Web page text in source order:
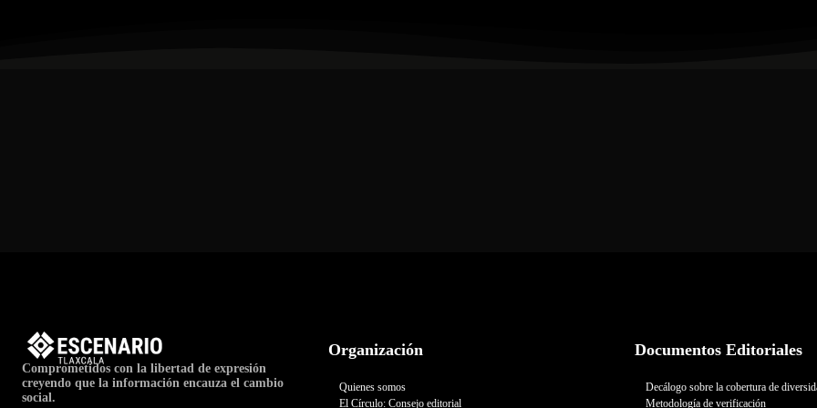
Comprometidos con la libertad de expresión
creyendo que la información encauza el cambio
social.
Organización
Quienes somos
El Círculo: Consejo editorial
Documentos Editoriales
Decálogo sobre la cobertura de
Metodología de verificación